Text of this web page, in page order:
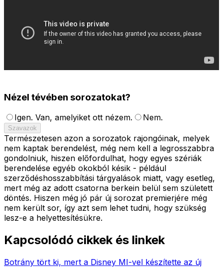
Nézel tévében sorozatokat?
Igen. Van, amelyiket ott nézem. Nem.
Szavazok
Természetesen azon a sorozatok rajongóinak, melyek
nem kaptak berendelést, még nem kell a legrosszabbra
gondolniuk, hiszen előfordulhat, hogy egyes szériák
berendelése egyéb okokból késik - például
szerződéshosszabbítási tárgyalások miatt, vagy esetleg,
mert még az adott csatorna berkein belül sem született
döntés. Hiszen még jó pár új sorozat premierjére még
nem került sor, így azt sem lehet tudni, hogy szükség
lesz-e a helyettesítésükre.
Kapcsolódó cikkek és linkek
Botrány tört ki, mert a Disney MI-vel készítette az új